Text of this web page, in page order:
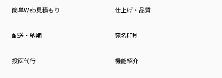
簡単Web見積もり 仕上げ・品質
配送・納期 宛名印刷
投函代行 機能紹介